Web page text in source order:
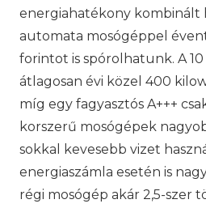
energiahatékony kombinált
automata mosógéppel
forintot is spórolhatunk. A
átlagosan évi közel 400
míg egy fagyasztós A+++
korszerű mosógépek
sokkal kevesebb vizet
energiaszámla esetén is
régi mosógép akár 2,5-szer